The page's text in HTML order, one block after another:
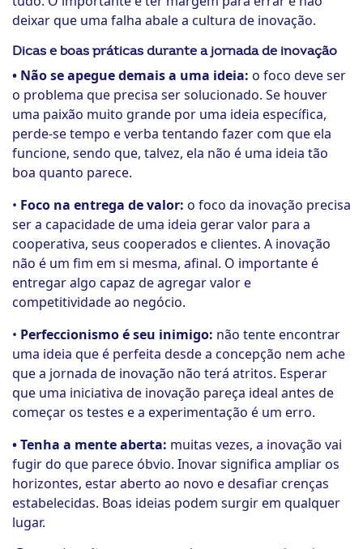
deixar que uma falha abale a cultura de inovação.
Dicas e boas práticas durante a jornada de inovação
• Não se apegue demais a uma ideia: o foco deve ser
o problema que precisa ser solucionado. Se houver
uma paixão muito grande por uma ideia específica,
perde-se tempo e verba tentando fazer com que ela
funcione, sendo que, talvez, ela não é uma ideia tão
boa quanto parece.
• Foco na entrega de valor: o foco da inovação precisa
ser a capacidade de uma ideia gerar valor para a
cooperativa, seus cooperados e clientes. A inovação
não é um fim em si mesma, afinal. O importante é
entregar algo capaz de agregar valor e
competitividade ao negócio.
• Perfeccionismo é seu inimigo: não tente encontrar
uma ideia que é perfeita desde a concepção nem ache
que a jornada de inovação não terá atritos. Esperar
que uma iniciativa de inovação pareça ideal antes de
começar os testes e a experimentação é um erro.
• Tenha a mente aberta: muitas vezes, a inovação vai
fugir do que parece óbvio. Inovar significa ampliar os
horizontes, estar aberto ao novo e desafiar crenças
estabelecidas. Boas ideias podem surgir em qualquer
lugar.